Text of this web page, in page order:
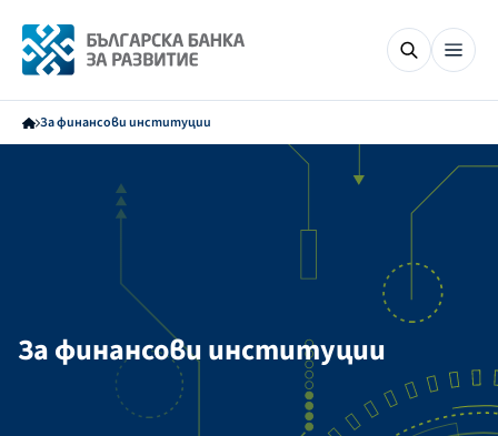
За финансови институции
За финансови институции